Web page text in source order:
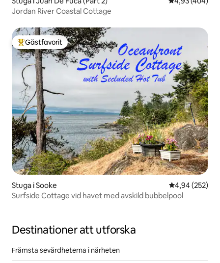
Jordan River Coastal Cottage
Populär gästfavorit
Gästfavorit
Stuga i Sooke 4,94 av 5 i
4,94 (252)
Surfside Cottage vid havet med avskild bubbelpool
Destinationer att utforska
Främsta sevärdheterna i närheten